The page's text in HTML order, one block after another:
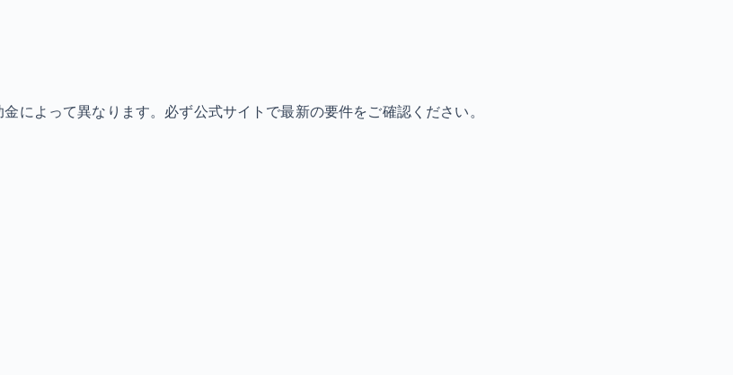
によって異なります。必ず公式サイトで最新の要件をご確認ください。